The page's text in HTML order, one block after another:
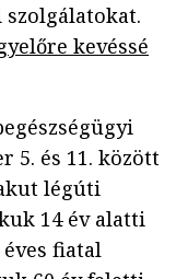
szolgálatokat.
kevéssé
5. és 11. között
légúti
14 év alatti
éves fiatal